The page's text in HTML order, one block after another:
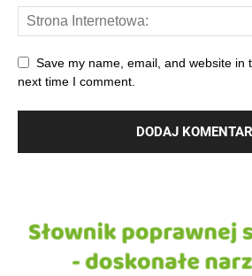
Save my name, email, and website in
next time I comment.